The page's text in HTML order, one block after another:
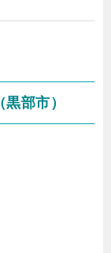
部市）